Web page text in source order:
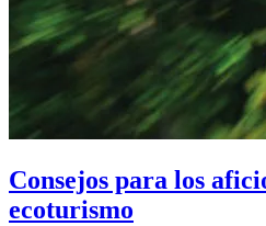
Consejos para los
ecoturismo